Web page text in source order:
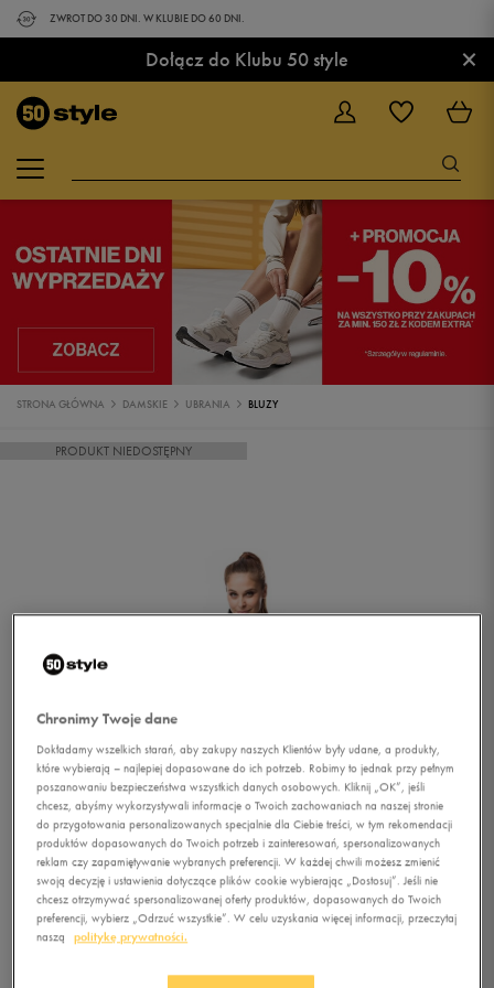
ZWROT DO 30 DNI. W KLUBIE DO 60 DNI.
Dołącz do Klubu 50 style ×
STRONA GŁÓWNA DAMSKIE UBRANIA BLUZY
PRODUKT NIEDOSTĘPNY
1/2
Chronimy Twoje dane
Dokładamy wszelkich starań, aby zakupy naszych Klientów były udane, a produkty,
które wybierają – najlepiej dopasowane do ich potrzeb. Robimy to jednak przy pełnym
poszanowaniu bezpieczeństwa wszystkich danych osobowych. Kliknij „OK”, jeśli
chcesz, abyśmy wykorzystywali informacje o Twoich zachowaniach na naszej stronie
do przygotowania personalizowanych specjalnie dla Ciebie treści, w tym rekomendacji
produktów dopasowanych do Twoich potrzeb i zainteresowań, spersonalizowanych
reklam czy zapamiętywanie wybranych preferencji. W każdej chwili możesz zmienić
swoją decyzję i ustawienia dotyczące plików cookie wybierając „Dostosuj”. Jeśli nie
chcesz otrzymywać spersonalizowanej oferty produktów, dopasowanych do Twoich
preferencji, wybierz „Odrzuć wszystkie”. W celu uzyskania więcej informacji, przeczytaj
naszą
politykę prywatności.